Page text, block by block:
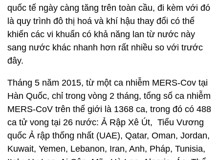
quốc tế ngày càng tăng trên toàn cầu, đi kèm với đó
là quy trình đô thị hoá và khí hậu thay đổi có thể
khiến các vi khuẩn có khả năng lan từ nước này
sang nước khác nhanh hơn rất nhiều so với trước
đây.
Tháng 5 năm 2015, từ một ca nhiễm MERS-Cov tại
Hàn Quốc, chỉ trong vòng 2 tháng, tổng số ca nhiễm
MERS-CoV trên thế giới là 1368 ca, trong đó có 488
ca tử vong tại 26 nước: Ả Rập Xê Út, Tiểu Vương
quốc Ả rập thống nhất (UAE), Qatar, Oman, Jordan,
Kuwait, Yemen, Lebanon, Iran, Anh, Pháp, Tunisia,